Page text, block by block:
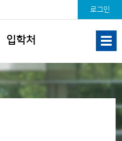
입학처
로그인